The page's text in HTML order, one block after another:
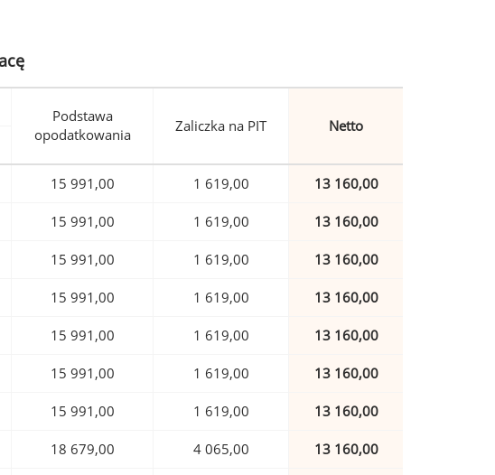
Podstawa
opodatkowania
Zaliczka na PIT Netto
15 991,00 1 619,00 13 160,00
15 991,00 1 619,00 13 160,00
15 991,00 1 619,00 13 160,00
15 991,00 1 619,00 13 160,00
15 991,00 1 619,00 13 160,00
15 991,00 1 619,00 13 160,00
15 991,00 1 619,00 13 160,00
18 679,00 4 065,00 13 160,00